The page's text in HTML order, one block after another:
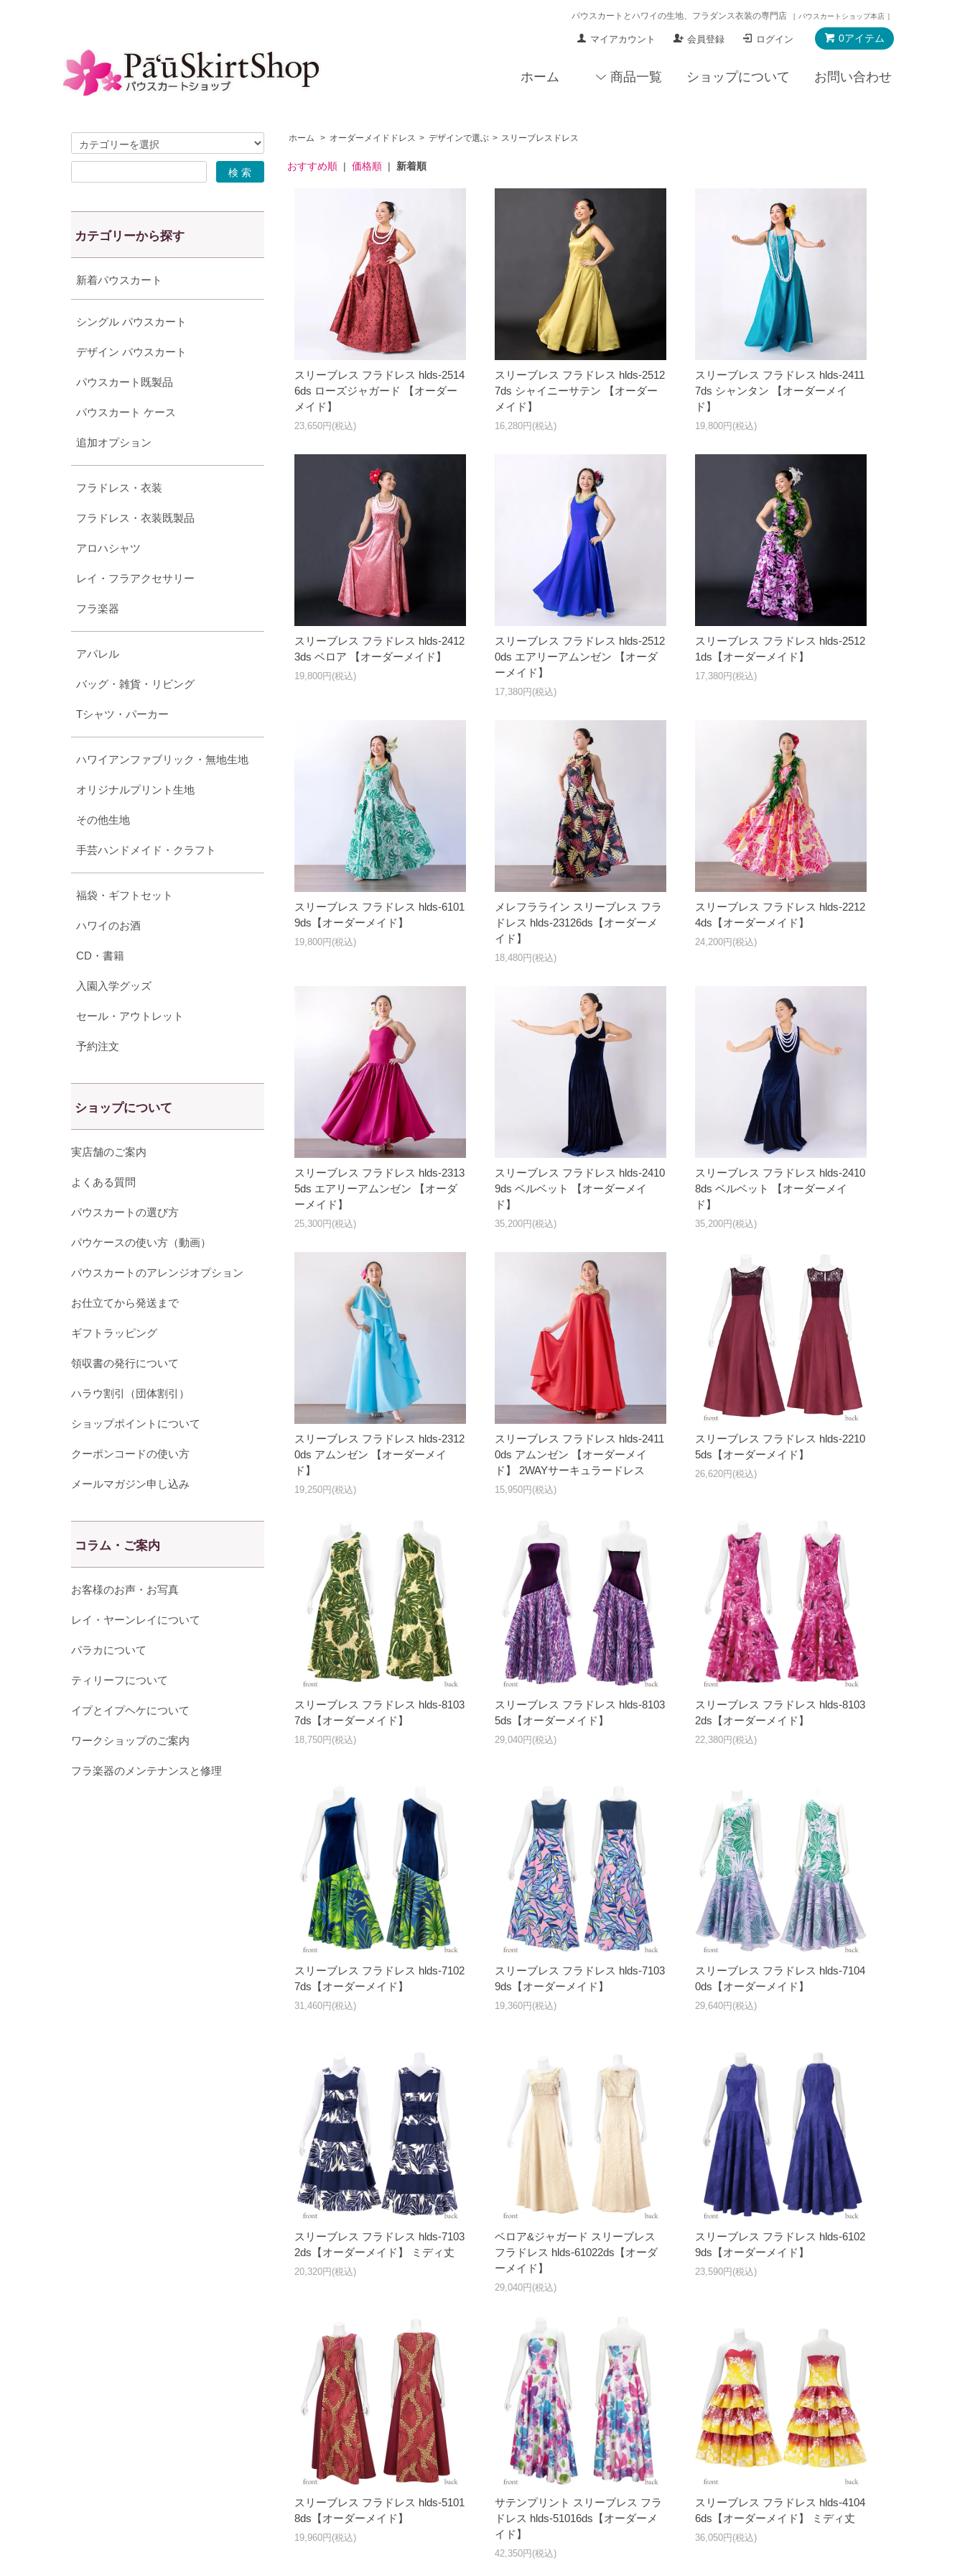
パウスカートとハワイの生地、フラダンス衣装の専門店 ［ パウスカートショップ本店 ］
0アイテム
マイアカウント 会員登録 ログイン
ホーム 商品一覧 ショップについて お問い合わせ
ホーム > オーダーメイドドレス > デザインで選ぶ > スリーブレスドレス
おすすめ順| 価格順| 新着順
スリーブレス フラドレス hlds-2514
6ds ローズジャガード 【オーダー
メイド】
23,650円(税込)
スリーブレス フラドレス hlds-2512
7ds シャイニーサテン 【オーダー
メイド】
16,280円(税込)
スリーブレス フラドレス hlds-2411
7ds シャンタン 【オーダーメイ
ド】
19,800円(税込)
スリーブレス フラドレス hlds-2412
3ds ベロア 【オーダーメイド】
19,800円(税込)
スリーブレス フラドレス hlds-2512
0ds エアリーアムンゼン 【オーダ
ーメイド】
17,380円(税込)
スリーブレス フラドレス hlds-2512
1ds【オーダーメイド】
17,380円(税込)
スリーブレス フラドレス hlds-6101
9ds【オーダーメイド】
19,800円(税込)
メレフラライン スリーブレス フラ
ドレス hlds-23126ds【オーダーメ
イド】
18,480円(税込)
スリーブレス フラドレス hlds-2212
4ds【オーダーメイド】
24,200円(税込)
スリーブレス フラドレス hlds-2313
5ds エアリーアムンゼン 【オーダ
ーメイド】
25,300円(税込)
スリーブレス フラドレス hlds-2410
9ds ベルベット 【オーダーメイ
ド】
35,200円(税込)
スリーブレス フラドレス hlds-2410
8ds ベルベット 【オーダーメイ
ド】
35,200円(税込)
スリーブレス フラドレス hlds-2312
0ds アムンゼン 【オーダーメイ
ド】
19,250円(税込)
スリーブレス フラドレス hlds-2411
0ds アムンゼン 【オーダーメイ
ド】 2WAYサーキュラードレス
15,950円(税込)
スリーブレス フラドレス hlds-2210
5ds【オーダーメイド】
26,620円(税込)
スリーブレス フラドレス hlds-8103
7ds【オーダーメイド】
18,750円(税込)
スリーブレス フラドレス hlds-8103
5ds【オーダーメイド】
29,040円(税込)
スリーブレス フラドレス hlds-8103
2ds【オーダーメイド】
22,380円(税込)
スリーブレス フラドレス hlds-7102
7ds【オーダーメイド】
31,460円(税込)
スリーブレス フラドレス hlds-7103
9ds【オーダーメイド】
19,360円(税込)
スリーブレス フラドレス hlds-7104
0ds【オーダーメイド】
29,640円(税込)
スリーブレス フラドレス hlds-7103
2ds【オーダーメイド】 ミディ丈
20,320円(税込)
ベロア&ジャガード スリーブレス
フラドレス hlds-61022ds【オーダ
ーメイド】
29,040円(税込)
スリーブレス フラドレス hlds-6102
9ds【オーダーメイド】
23,590円(税込)
スリーブレス フラドレス hlds-5101
8ds【オーダーメイド】
19,960円(税込)
サテンプリント スリーブレス フラ
ドレス hlds-51016ds【オーダーメ
イド】
42,350円(税込)
スリーブレス フラドレス hlds-4104
6ds【オーダーメイド】 ミディ丈
36,050円(税込)
カテゴリーから探す
新着パウスカート
シングル パウスカート
デザイン パウスカート
パウスカート既製品
パウスカート ケース
追加オプション
フラドレス・衣装
フラドレス・衣装既製品
アロハシャツ
レイ・フラアクセサリー
フラ楽器
アパレル
バッグ・雑貨・リビング
Tシャツ・パーカー
ハワイアンファブリック・無地生地
オリジナルプリント生地
その他生地
手芸ハンドメイド・クラフト
福袋・ギフトセット
ハワイのお酒
CD・書籍
入園入学グッズ
セール・アウトレット
予約注文
ショップについて
実店舗のご案内
よくある質問
パウスカートの選び方
パウケースの使い方（動画）
パウスカートのアレンジオプション
お仕立てから発送まで
ギフトラッピング
領収書の発行について
ハラウ割引（団体割引）
ショップポイントについて
クーポンコードの使い方
メールマガジン申し込み
コラム・ご案内
お客様のお声・お写真
レイ・ヤーンレイについて
パラカについて
ティリーフについて
イプとイプヘケについて
ワークショップのご案内
フラ楽器のメンテナンスと修理